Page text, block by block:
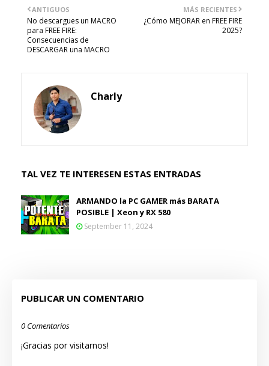
MÁS RECIENTES
¿Cómo MEJORAR en FREE FIRE
2025?
ANTIGUOS
No descargues un MACRO
para FREE FIRE:
Consecuencias de
DESCARGAR una MACRO
Charly
TAL VEZ TE INTERESEN ESTAS ENTRADAS
ARMANDO la PC GAMER más BARATA
POSIBLE | Xeon y RX 580
September 11, 2024
PUBLICAR UN COMENTARIO
0 Comentarios
¡Gracias por visitarnos!